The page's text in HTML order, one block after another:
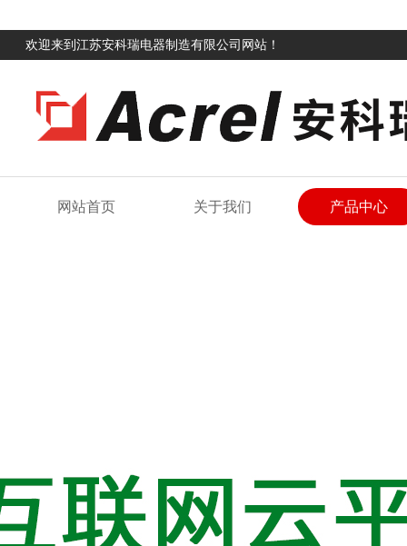
欢迎来到江苏安科瑞电器制造有限公司网站！
网站首页 关于我们 产品中心